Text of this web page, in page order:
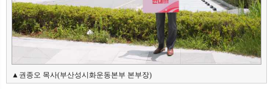
▲권종오 목사(부산성시화운동본부 본부장)